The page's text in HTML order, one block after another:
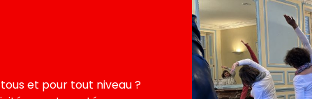
et pour tout niveau ?